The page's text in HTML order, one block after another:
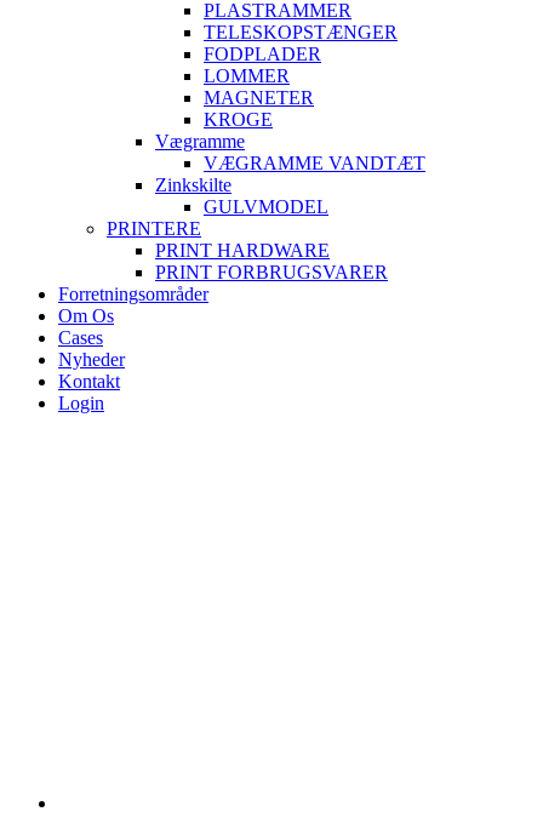
PLASTRAMMER
TELESKOPSTÆNGER
FODPLADER
LOMMER
MAGNETER
KROGE
Vægramme
VÆGRAMME VANDTÆT
Zinkskilte
GULVMODEL
PRINTERE
PRINT HARDWARE
PRINT FORBRUGSVARER
Forretningsområder
Om Os
Cases
Nyheder
Kontakt
Login